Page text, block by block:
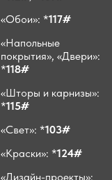
«Обои»: *117#
«Напольные
покрытия», «Двери»:
*118#
«Шторы и карнизы»:
*115#
«Свет»: *103#
«Краски»: *124#
«Дизайн-проекты»: